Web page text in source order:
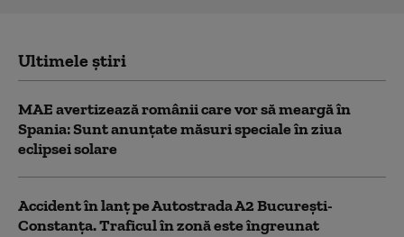
Ultimele știri
MAE avertizează românii care vor să meargă în
Spania: Sunt anunțate măsuri speciale în ziua
eclipsei solare
Accident în lanț pe Autostrada A2 București-
Constanța. Traficul în zonă este îngreunat